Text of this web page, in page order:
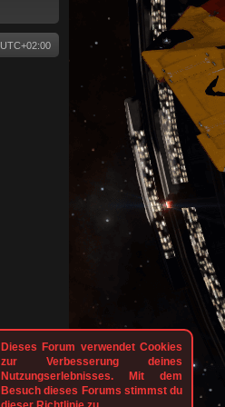
Dieses Forum verwendet Cookies
zur Verbesserung deines
Nutzungserlebnisses. Mit dem
Besuch dieses Forums stimmst du
UTC+02:00